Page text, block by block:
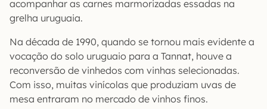
acompanhar as carnes marmorizadas essadas na
grelha uruguaia.
Na década de 1990, quando se tornou mais evidente a
vocação do solo uruguaio para a Tannat, houve a
reconversão de vinhedos com vinhas selecionadas.
Com isso, muitas vinícolas que produziam uvas de
mesa entraram no mercado de vinhos finos.